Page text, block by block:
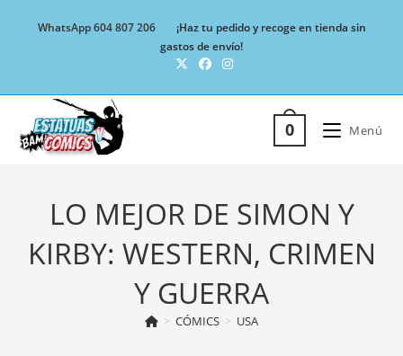
WhatsApp 604 807 206
¡Haz tu pedido y recoge en tienda sin
gastos de envío!
0 Menú
LO MEJOR DE SIMON Y
KIRBY: WESTERN, CRIMEN
Y GUERRA
> CÓMICS > USA